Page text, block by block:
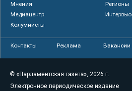
Мнения
Регионы
Медиацентр
Интервью
Колумнисты
Контакты Реклама Вакансии
© «Парламентская газета», 2026 г.
Электронное периодическое издание